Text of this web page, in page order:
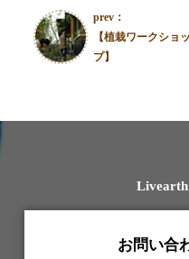
prev：
【植栽ワークショッ
プ】
Livearth
お問い合